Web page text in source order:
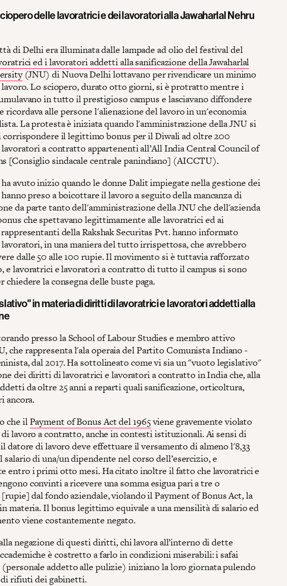
delle lavoratrici e dei lavoratori alla Jawaharlal Nehru
di Delhi era illuminata dalle lampade ad olio del festival del
ed i lavoratori addetti alla sanificazione della Jawaharlal
(JNU) di Nuova Delhi lottavano per rivendicare un minimo
Lo sciopero, durato otto giorni, si è protratto mentre i
in tutto il prestigioso campus e lasciavano diffondere
ricordava alle persone l'alienazione del lavoro in un'economia
La protesta è iniziata quando l'amministrazione della JNU si
il legittimo bonus per il Diwali ad oltre 200
a contratto appartenenti all’All India Central Council of
[Consiglio sindacale centrale panindiano] (AICCTU).
avuto inizio quando le donne Dalit impiegate nella gestione dei
preso a boicottare il lavoro a seguito della mancanza di
da parte tanto dell'amministrazione della JNU che dell'azienda
che spettavano legittimamente alle lavoratrici ed ai
della Rakshak Securitas Pvt. hanno informato
in una maniera del tutto irrispettosa, che avrebbero
dalle 50 alle 100 rupie. Il movimento si è tuttavia rafforzato
e lavoratrici e lavoratori a contratto di tutto il campus si sono
chiedere la consegna delle buste paga.
in materia di diritti di lavoratrici e lavoratori addetti alla
presso la School of Labour Studies e membro attivo
che rappresenta l'ala operaia del Partito Comunista Indiano -
dal 2017. Ha sottolineato come vi sia un "vuoto legislativo"
dei diritti di lavoratrici e lavoratori a contratto in India che, alla
da oltre 25 anni a reparti quali sanificazione, orticoltura,
ancora.
che ilPayment of Bonus Act del 1965viene gravemente violato
lavoro a contratto, anche in contesti istituzionali. Ai sensi di
datore di lavoro deve effettuare il versamento di almeno l'8,33
salario di una/un dipendente nel corso dell’esercizio, e
entro i primi otto mesi. Ha citato inoltre il fatto che lavoratrici e
convinti a ricevere una somma esigua pari a tre o
dal fondo aziendale, violando il Payment of Bonus Act, la
materia. Il bonus legittimo equivale a una mensilità di salario ed
viene costantemente negato.
negazione di questi diritti, chi lavora all’interno di dette
è costretto a farlo in condizioni miserabili: i safai
(personale addetto alle pulizie) iniziano la loro giornata pulendo
di rifiuti dei gabinetti.